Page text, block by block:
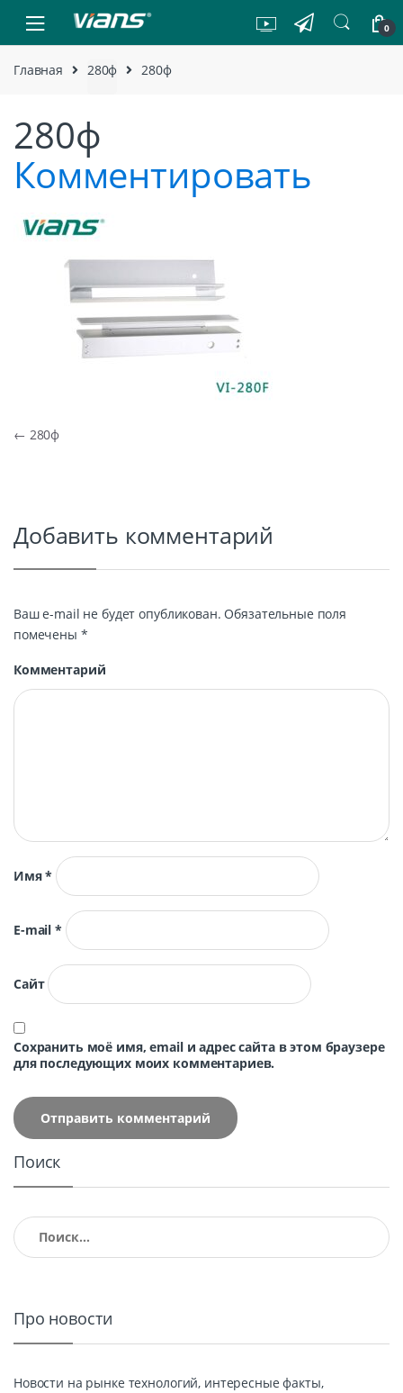
Skip to navigation
Skip to content
0
Главная 280ф 280ф
280ф
Комментировать
Навигация по записям
← 280ф
Добавить комментарий
Ваш e-mail не будет опубликован. Обязательные поля
помечены *
Комментарий
Имя*
E-mail*
Сайт
Сохранить моё имя, email и адрес сайта в этом браузере
для последующих моих комментариев.
Поиск
Найти:
Про новости
Новости на рынке технологий, интересные факты,